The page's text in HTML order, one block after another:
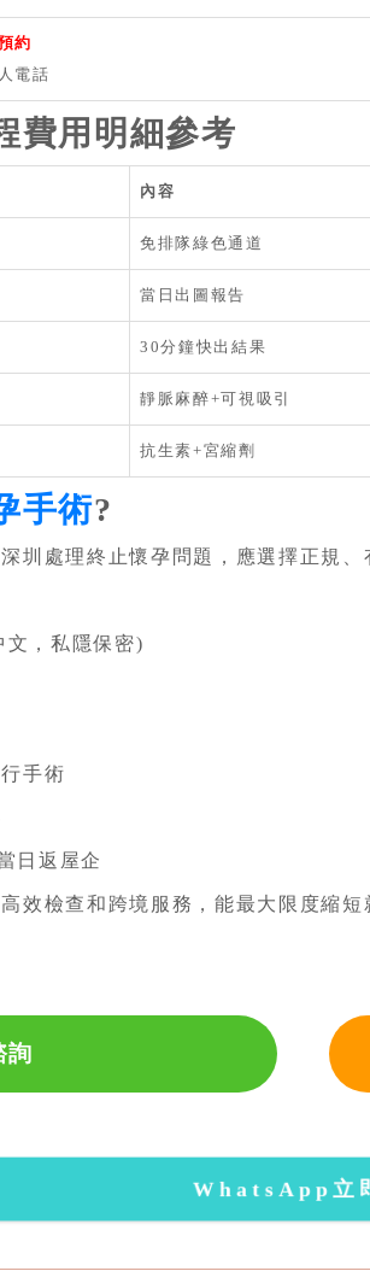
約
電話
費用明細參考
內容
免排隊綠色通道
當日出圖報告
30分鐘快出結果
靜脈麻醉+可視吸引
抗生素+宮縮劑
手術?
圳處理終止懷孕問題，應選擇正規
文，私隱保密)
手術
日返屋企
效檢查和跨境服務，能最大限度縮
詢
WhatsApp立